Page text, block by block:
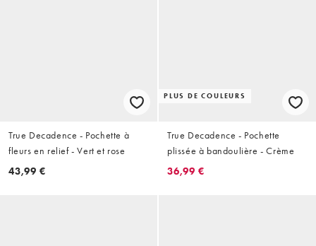
True Decadence - Pochette à
fleurs en relief - Vert et rose
43,99 €
PLUS DE COULEURS
True Decadence - Pochette
plissée à bandoulière - Crème
36,99 €